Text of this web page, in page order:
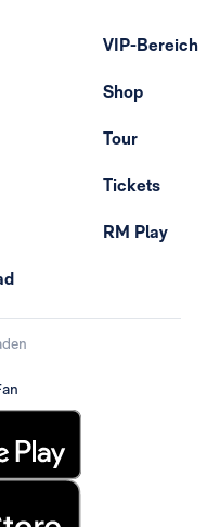
VIP-Bereich
Shop
Tour
Tickets
RM Play